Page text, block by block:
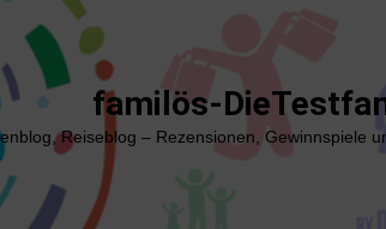
familös-
Reiseblog – Rezensionen, Gewinnspiele